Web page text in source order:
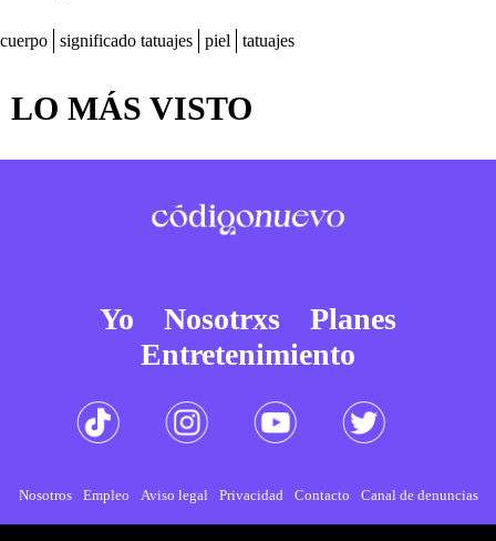
cuerpo significado tatuajes piel tatuajes
LO MÁS VISTO
Yo Nosotrxs
Planes
Entretenimiento
Nosotros Empleo Aviso legal Privacidad Contacto Canal de denuncias